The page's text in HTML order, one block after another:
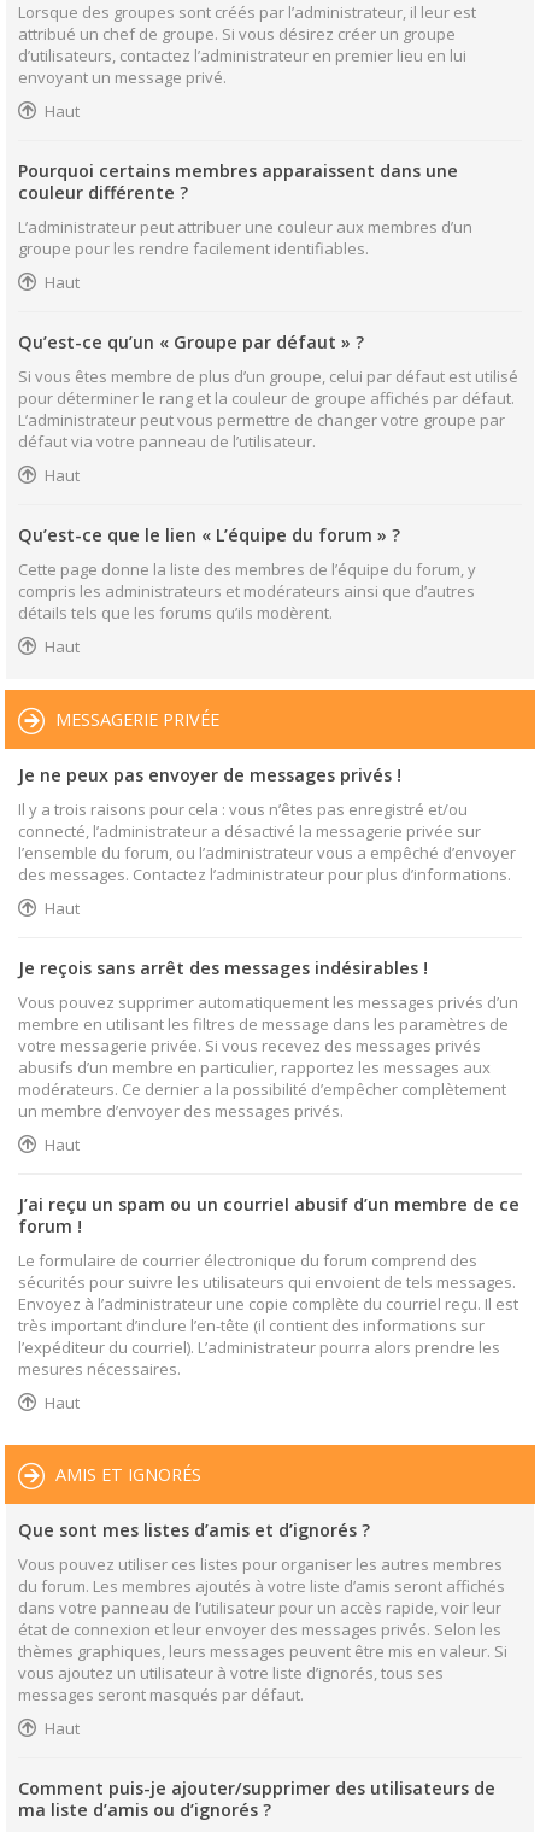
Lorsque des groupes sont créés par l’administrateur, il leur est
attribué un chef de groupe. Si vous désirez créer un groupe
d’utilisateurs, contactez l’administrateur en premier lieu en lui
envoyant un message privé.
Haut
Pourquoi certains membres apparaissent dans une
couleur différente ?
L’administrateur peut attribuer une couleur aux membres d’un
groupe pour les rendre facilement identifiables.
Haut
Qu’est-ce qu’un « Groupe par défaut » ?
Si vous êtes membre de plus d’un groupe, celui par défaut est utilisé
pour déterminer le rang et la couleur de groupe affichés par défaut.
L’administrateur peut vous permettre de changer votre groupe par
défaut via votre panneau de l’utilisateur.
Haut
Qu’est-ce que le lien « L’équipe du forum » ?
Cette page donne la liste des membres de l’équipe du forum, y
compris les administrateurs et modérateurs ainsi que d’autres
détails tels que les forums qu’ils modèrent.
Haut
MESSAGERIE PRIVÉE
Je ne peux pas envoyer de messages privés !
Il y a trois raisons pour cela : vous n’êtes pas enregistré et/ou
connecté, l’administrateur a désactivé la messagerie privée sur
l’ensemble du forum, ou l’administrateur vous a empêché d’envoyer
des messages. Contactez l’administrateur pour plus d’informations.
Haut
Je reçois sans arrêt des messages indésirables !
Vous pouvez supprimer automatiquement les messages privés d’un
membre en utilisant les filtres de message dans les paramètres de
votre messagerie privée. Si vous recevez des messages privés
abusifs d’un membre en particulier, rapportez les messages aux
modérateurs. Ce dernier a la possibilité d’empêcher complètement
un membre d’envoyer des messages privés.
Haut
J’ai reçu un spam ou un courriel abusif d’un membre de ce
forum !
Le formulaire de courrier électronique du forum comprend des
sécurités pour suivre les utilisateurs qui envoient de tels messages.
Envoyez à l’administrateur une copie complète du courriel reçu. Il est
très important d’inclure l’en-tête (il contient des informations sur
l’expéditeur du courriel). L’administrateur pourra alors prendre les
mesures nécessaires.
Haut
AMIS ET IGNORÉS
Que sont mes listes d’amis et d’ignorés ?
Vous pouvez utiliser ces listes pour organiser les autres membres
du forum. Les membres ajoutés à votre liste d’amis seront affichés
dans votre panneau de l’utilisateur pour un accès rapide, voir leur
état de connexion et leur envoyer des messages privés. Selon les
thèmes graphiques, leurs messages peuvent être mis en valeur. Si
vous ajoutez un utilisateur à votre liste d’ignorés, tous ses
messages seront masqués par défaut.
Haut
Comment puis-je ajouter/supprimer des utilisateurs de
ma liste d’amis ou d’ignorés ?